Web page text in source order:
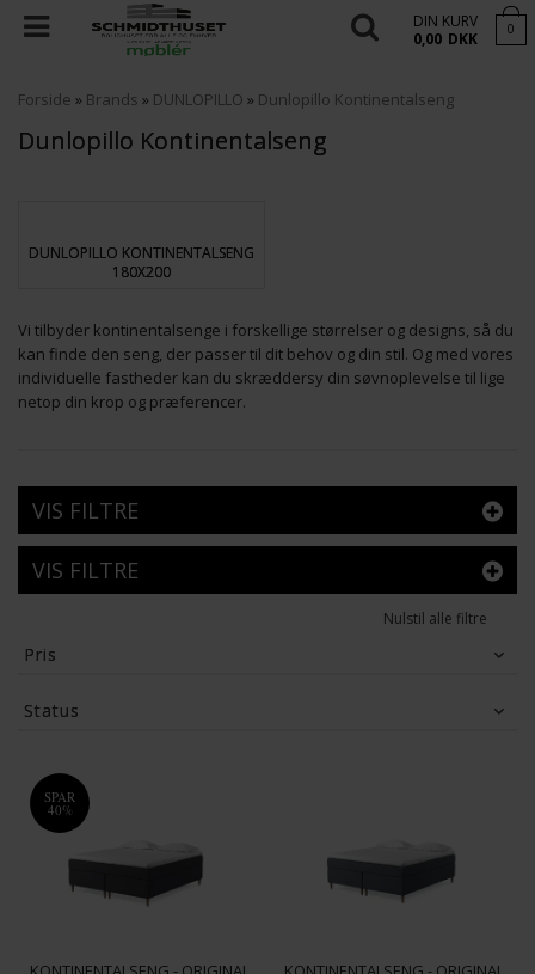
DIN KURV
0,00 DKK 0
Forside » Brands » DUNLOPILLO » Dunlopillo Kontinentalseng
Dunlopillo Kontinentalseng
DUNLOPILLO KONTINENTALSENG
180X200
Vi tilbyder kontinentalsenge i forskellige størrelser og designs, så du
kan finde den seng, der passer til dit behov og din stil. Og med vores
individuelle fastheder kan du skræddersy din søvnoplevelse til lige
netop din krop og præferencer.
VIS FILTRE
VIS FILTRE
Nulstil alle filtre
Pris
Status
SPAR
40%